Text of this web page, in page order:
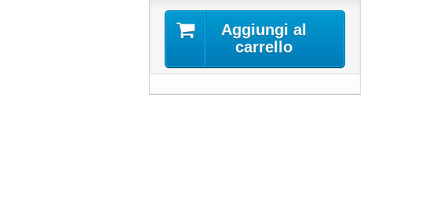
Aggiungi al
carrello